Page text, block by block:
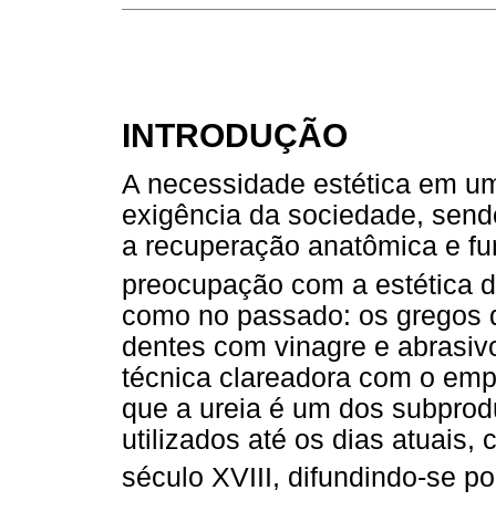
INTRODUÇÃO
A necessidade estética em
exigência da sociedade,
a recuperação anatômica e
preocupação com a estética
como no passado: os
dentes com vinagre e
técnica clareadora com o
que a ureia é um dos
utilizados até os dias atuais,
século XVIII, difundindo-se